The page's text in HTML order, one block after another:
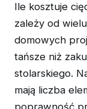
Ile kosztuje
zależy od
domowych
tańsze niż
stolarskiego.
mają liczba